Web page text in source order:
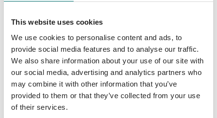
This website uses cookies
We use cookies to personalise content and ads, to
provide social media features and to analyse our traffic.
We also share information about your use of our site with
our social media, advertising and analytics partners who
may combine it with other information that you’ve
provided to them or that they’ve collected from your use
of their services.
Einblicke gewähren in ureigene
Arbeitswelten. Fotografiert wurde im
deutschsprachigen Raum, auch in Österreich
und der Schweiz. Einleitungstext von Martin
von Mackensen, Dottenfelder Hof.
Textbeiträge in Form von acht Hof- bzw.
Bauernporträts zu ihrer landwirtschaftlichen
Arbeit in Ackerbau und Viehzucht, geben